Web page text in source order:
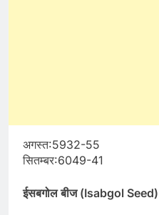
अगस्त:5932-55
सितम्बर:6049-41
ईसबगोल बीज (Isabgol Seed)